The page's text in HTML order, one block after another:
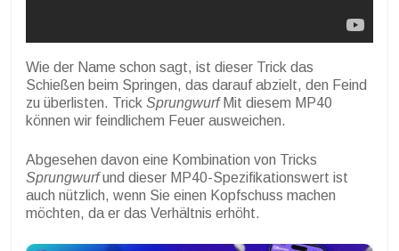
Wie der Name schon sagt, ist dieser Trick das
Schießen beim Springen, das darauf abzielt, den Feind
zu überlisten. Trick Sprungwurf Mit diesem MP40
können wir feindlichem Feuer ausweichen.
Abgesehen davon eine Kombination von Tricks
Sprungwurfund dieser MP40-Spezifikationswert ist
auch nützlich, wenn Sie einen Kopfschuss machen
möchten, da er das Verhältnis erhöht.